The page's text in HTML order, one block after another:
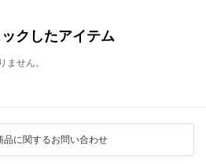
クしたアイテム
せん。
品に関するお問い合わせ